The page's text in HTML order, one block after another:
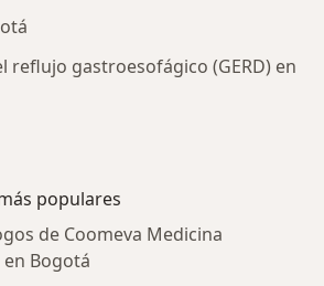
reflujo gastroesofágico (GERD) en
populares
de Coomeva Medicina
en Bogotá